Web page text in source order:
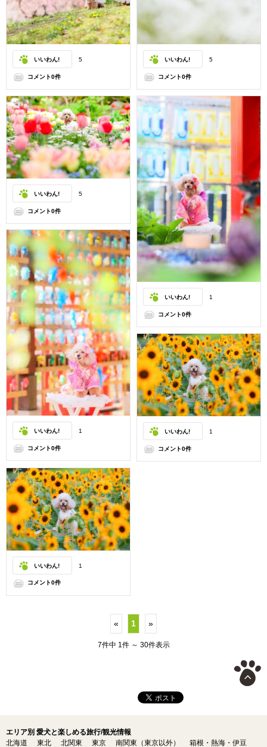
いいわん! 5
コメント0件
いいわん! 5
コメント0件
いいわん! 5
コメント0件
いいわん! 1
コメント0件
いいわん! 1
コメント0件
いいわん! 1
コメント0件
いいわん! 1
コメント0件
« 1 »
7件中 1件 ～ 30件表示
エリア別 愛犬と楽しめる旅行/観光情報
北海道
東北 北関東 東京 南関東（東京以外） 箱根・熱海・伊豆